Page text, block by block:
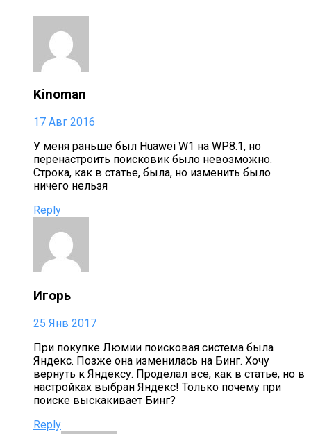
Kinoman
17 Авг 2016
У меня раньше был Huawei W1 на WP8.1, но
перенастроить поисковик было невозможно.
Строка, как в статье, была, но изменить было
ничего нельзя
Reply
Игорь
25 Янв 2017
При покупке Люмии поисковая система была
Яндекс. Позже она изменилась на Бинг. Хочу
вернуть к Яндексу. Проделал все, как в статье, но в
настройках выбран Яндекс! Только почему при
поиске выскакивает Бинг?
Reply